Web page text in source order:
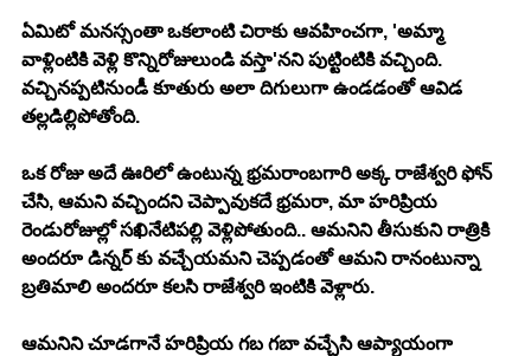
ఏమిటో మనస్సంతా ఒకలాంటి చిరాకు ఆవహించగా, 'అమ్మా
వాళ్లింటికి వెళ్లి కొన్నిరోజులుండి వస్తా'నని పుట్టింటికి వచ్చింది.
వచ్చినప్పటినుండీ కూతురు అలా దిగులుగా ఉండడంతో ఆవిడ
తల్లడిల్లిపోతోంది.
ఒక రోజు అదే ఊరిలో ఉంటున్న భ్రమరాంబగారి అక్క రాజేశ్వరి ఫోన్
చేసి, ఆమని వచ్చిందని చెప్పావుకదే భ్రమరా, మా హరిప్రియ
రెండురోజుల్లో సఖినేటిపల్లి వెళ్లిపోతుంది.. ఆమనిని తీసుకుని రాత్రికి
అందరూ డిన్నర్ కు వచ్చేయమని చెప్పడంతో ఆమని రానంటున్నా
బ్రతిమాలి అందరూ కలసి రాజేశ్వరి ఇంటికి వెళ్లారు.
ఆమనిని చూడగానే హరిప్రియ గబ గబా వచ్చేసి ఆప్యాయంగా